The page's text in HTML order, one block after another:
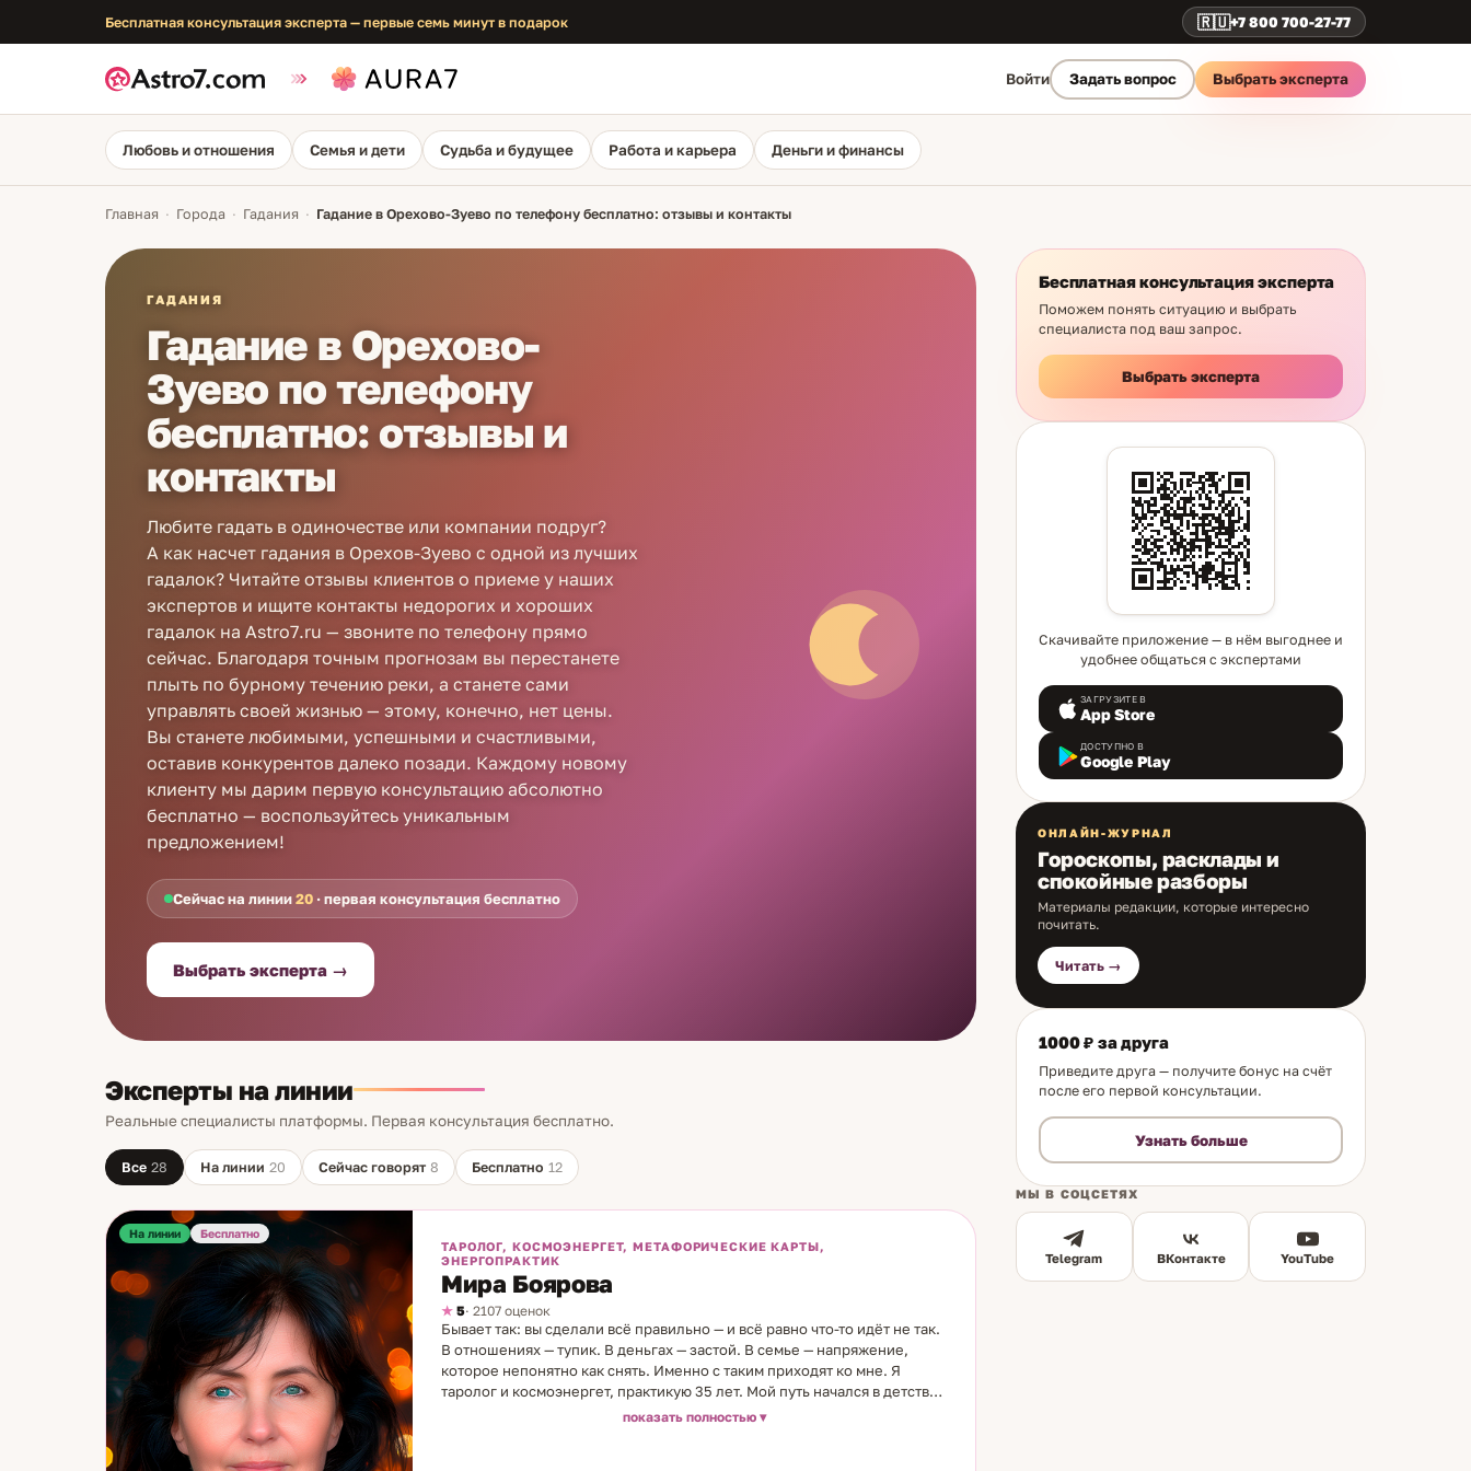
Бесплатная консультация эксперта — первые семь минут в подарок 🇷🇺+7 800 700-27-77
Войти Задать вопрос Выбрать эксперта
Любовь и отношения Семья и дети Судьба и будущее Работа и карьера Деньги и финансы
Главная · Города · Гадания · Гадание в Орехово-Зуево по телефону бесплатно: отзывы и контакты
ГАДАНИЯ
Гадание в Орехово-
Зуево по телефону
бесплатно: отзывы и
контакты
Любите гадать в одиночестве или компании подруг?
А как насчет гадания в Орехов-Зуево с одной из лучших
гадалок? Читайте отзывы клиентов о приеме у наших
экспертов и ищите контакты недорогих и хороших
гадалок на Astro7.ru — звоните по телефону прямо
сейчас. Благодаря точным прогнозам вы перестанете
плыть по бурному течению реки, а станете сами
управлять своей жизнью — этому, конечно, нет цены.
Вы станете любимыми, успешными и счастливыми,
оставив конкурентов далеко позади. Каждому новому
клиенту мы дарим первую консультацию абсолютно
бесплатно — воспользуйтесь уникальным
предложением!
Сейчас на линии20 · первая консультация бесплатно
Выбрать эксперта →
Эксперты на линии
Реальные специалисты платформы. Первая консультация бесплатно.
Все 28 На линии 20 Сейчас говорят 8 Бесплатно 12
На линии Бесплатно
ТАРОЛОГ, КОСМОЭНЕРГЕТ, МЕТАФОРИЧЕСКИЕ КАРТЫ,
ЭНЕРГОПРАКТИК
Мира Боярова
5· 2107 оценок
Бывает так: вы сделали всё правильно — и всё равно что-то идёт не так.
В отношениях — тупик. В деньгах — застой. В семье — напряжение,
которое непонятно как снять. Именно с таким приходят ко мне. Я
таролог и космоэнергет, практикую 35 лет. Мой путь начался в детстве
— до шести лет я жила у бабушки в деревне, мудрой женщины, которая
показать полностью
Бесплатная консультация эксперта
Поможем понять ситуацию и выбрать
специалиста под ваш запрос.
Выбрать эксперта
Скачивайте приложение — в нём выгоднее и
удобнее общаться с экспертами
ЗАГРУЗИТЕ В
App Store
ДОСТУПНО В
Google Play
ОНЛАЙН-ЖУРНАЛ
Гороскопы, расклады и
спокойные разборы
Материалы редакции, которые интересно
почитать.
Читать →
1000 ₽ за друга
Приведите друга — получите бонус на счёт
после его первой консультации.
Узнать больше
МЫ В СОЦСЕТЯХ
Telegram ВКонтакте YouTube